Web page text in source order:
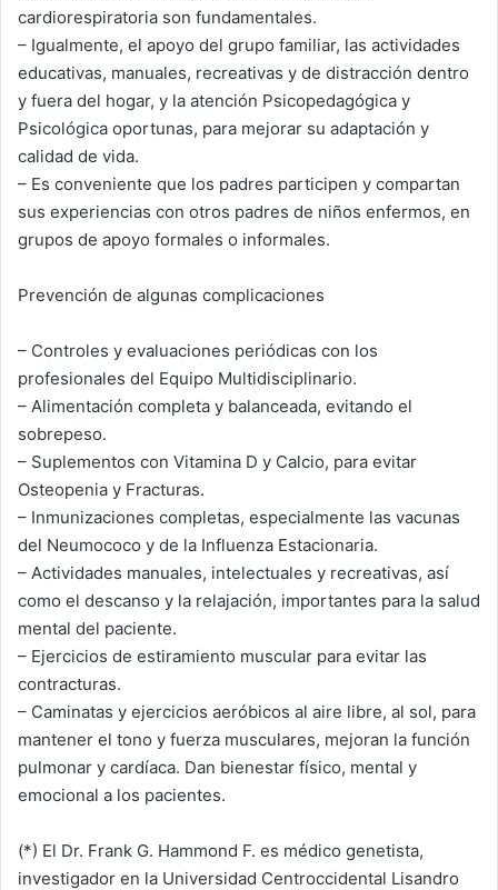
cardiorespiratoria son fundamentales.
– Igualmente, el apoyo del grupo familiar, las actividades
educativas, manuales, recreativas y de distracción dentro
y fuera del hogar, y la atención Psicopedagógica y
Psicológica oportunas, para mejorar su adaptación y
calidad de vida.
– Es conveniente que los padres participen y compartan
sus experiencias con otros padres de niños enfermos, en
grupos de apoyo formales o informales.
Prevención de algunas complicaciones
– Controles y evaluaciones periódicas con los
profesionales del Equipo Multidisciplinario.
– Alimentación completa y balanceada, evitando el
sobrepeso.
– Suplementos con Vitamina D y Calcio, para evitar
Osteopenia y Fracturas.
– Inmunizaciones completas, especialmente las vacunas
del Neumococo y de la Influenza Estacionaria.
– Actividades manuales, intelectuales y recreativas, así
como el descanso y la relajación, importantes para la salud
mental del paciente.
– Ejercicios de estiramiento muscular para evitar las
contracturas.
– Caminatas y ejercicios aeróbicos al aire libre, al sol, para
mantener el tono y fuerza musculares, mejoran la función
pulmonar y cardíaca. Dan bienestar físico, mental y
emocional a los pacientes.
(*) El Dr. Frank G. Hammond F. es médico genetista,
investigador en la Universidad Centroccidental Lisandro